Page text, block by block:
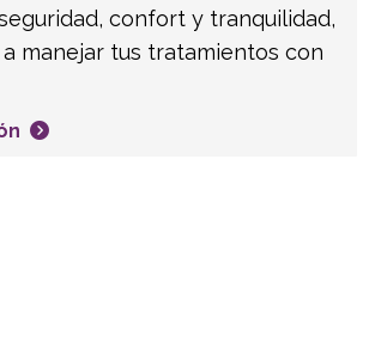
confort y tranquilidad,
manejar tus tratamientos con